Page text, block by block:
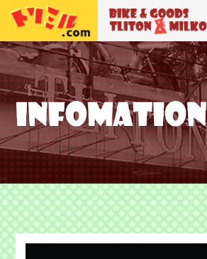
トリトン＆ミルコビッチ